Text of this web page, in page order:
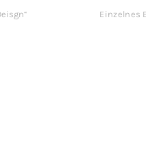
Einzelnes